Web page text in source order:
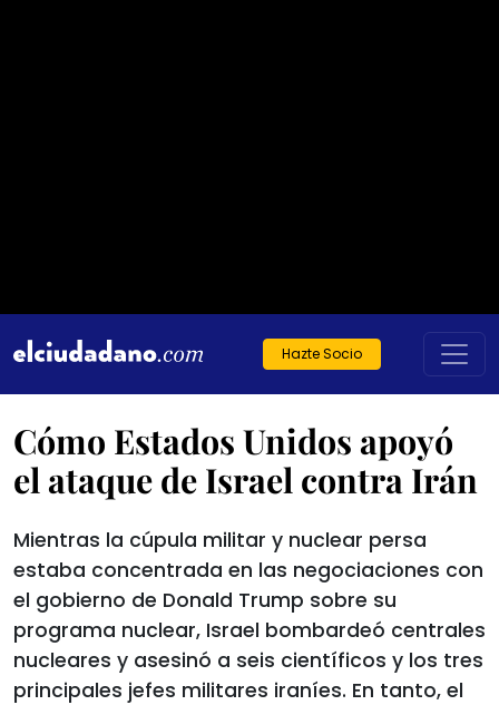
Hazte Socio
Cómo Estados Unidos apoyó
el ataque de Israel contra Irán
Mientras la cúpula militar y nuclear persa
estaba concentrada en las negociaciones con
el gobierno de Donald Trump sobre su
programa nuclear, Israel bombardeó centrales
nucleares y asesinó a seis científicos y los tres
principales jefes militares iraníes. En tanto, el